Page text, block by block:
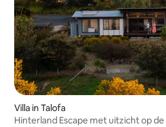
Villa in Talofa
Hinterland Escape met uitzicht op